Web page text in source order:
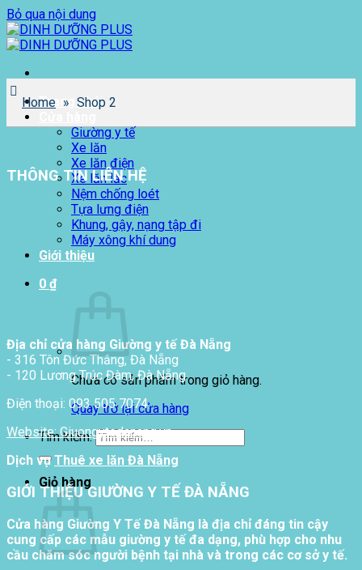
Bỏ qua nội dung
Trang chủ
Giường y tế
Xe lăn
Xe lăn điện
Xe lăn lắc
Nệm chống loét
Tựa lưng điện
Khung, gậy, nạng tập đi
Máy xông khí dung
Giới thiệu
0 ₫
Chưa có sản phẩm trong giỏ hàng.
Quay trở lại cửa hàng
Tìm kiếm:
Giỏ hàng
Home » Shop 2
THÔNG TIN LIÊN HỆ
Địa chỉ cửa hàng Giường y tế Đà Nẵng
- 316 Tôn Đức Thắng, Đà Nẵng
- 120 Lương Trúc Đàm, Đà Nẵng
Điện thoại: 093 505 7074
Website: Giuongytedanang.vn
Dịch vụThuê xe lăn Đà Nẵng
GIỚI THIỆU GIƯỜNG Y TẾ ĐÀ NẴNG
Cửa hàng Giường Y Tế Đà Nẵng là địa chỉ đáng tin cậy
cung cấp các mẫu giường y tế đa dạng, phù hợp cho nhu
cầu chăm sóc người bệnh tại nhà và trong các cơ sở y tế.